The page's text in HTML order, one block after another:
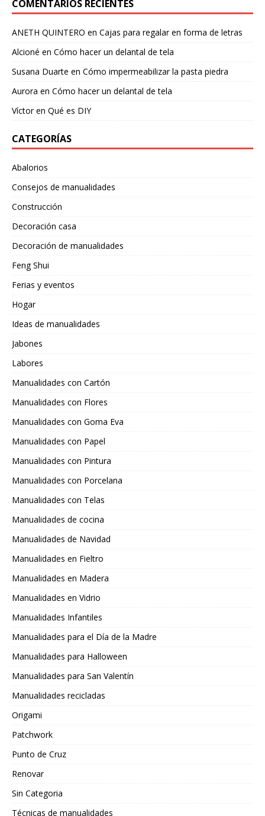
COMENTARIOS RECIENTES
ANETH QUINTERO en Cajas para regalar en forma de letras
Alcioné en Cómo hacer un delantal de tela
Susana Duarte en Cómo impermeabilizar la pasta piedra
Aurora en Cómo hacer un delantal de tela
Víctoren Qué es DIY
CATEGORÍAS
Abalorios
Consejos de manualidades
Construcción
Decoración casa
Decoración de manualidades
Feng Shui
Ferias y eventos
Hogar
Ideas de manualidades
Jabones
Labores
Manualidades con Cartón
Manualidades con Flores
Manualidades con Goma Eva
Manualidades con Papel
Manualidades con Pintura
Manualidades con Porcelana
Manualidades con Telas
Manualidades de cocina
Manualidades de Navidad
Manualidades en Fieltro
Manualidades en Madera
Manualidades en Vidrio
Manualidades Infantiles
Manualidades para el Día de la Madre
Manualidades para Halloween
Manualidades para San Valentín
Manualidades recicladas
Origami
Patchwork
Punto de Cruz
Renovar
Sin Categoria
Técnicas de manualidades